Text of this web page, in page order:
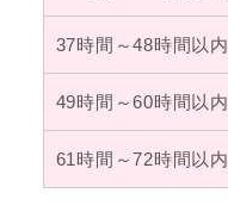
37時間～48時間以内
49時間～60時間以内
61時間～72時間以内